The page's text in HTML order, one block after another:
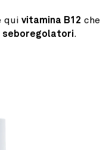
quivitamina B12 che
seboregolatori.